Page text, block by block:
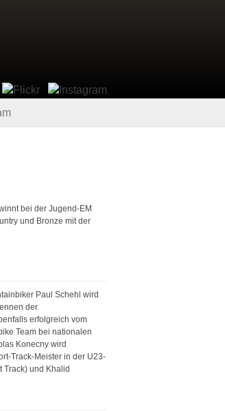
bei der Jugend-EM
und Bronze mit der
Paul Schehl wird
der
erfolgreich vom
Team bei nationalen
Konecny wird
Track-Meister in der U23-
Track) und Khalid